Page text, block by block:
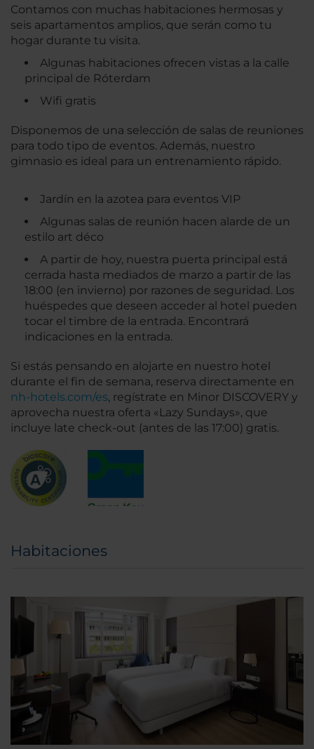
Contamos con muchas habitaciones hermosas y
seis apartamentos amplios, que serán como tu
hogar durante tu visita.
Algunas habitaciones ofrecen vistas a la calle
principal de Róterdam
Wifi gratis
Disponemos de una selección de salas de reuniones
para todo tipo de eventos. Además, nuestro
gimnasio es ideal para un entrenamiento rápido.
Jardín en la azotea para eventos VIP
Algunas salas de reunión hacen alarde de un
estilo art déco
A partir de hoy, nuestra puerta principal está
cerrada hasta mediados de marzo a partir de las
18:00 (en invierno) por razones de seguridad. Los
huéspedes que deseen acceder al hotel pueden
tocar el timbre de la entrada. Encontrará
indicaciones en la entrada.
Si estás pensando en alojarte en nuestro hotel
durante el fin de semana, reserva directamente en
nh-hotels.com/es, regístrate en Minor DISCOVERY y
aprovecha nuestra oferta «Lazy Sundays», que
incluye late check-out (antes de las 17:00) gratis.
Habitaciones